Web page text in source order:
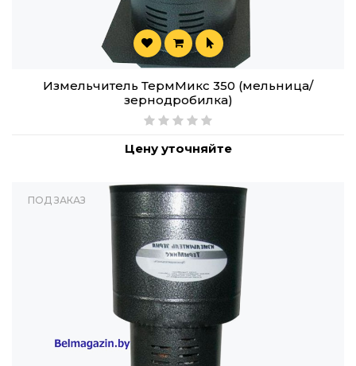
Измельчитель ТермМикс 350 (мельница/
зернодробилка)
Цену уточняйте
ПОД ЗАКАЗ